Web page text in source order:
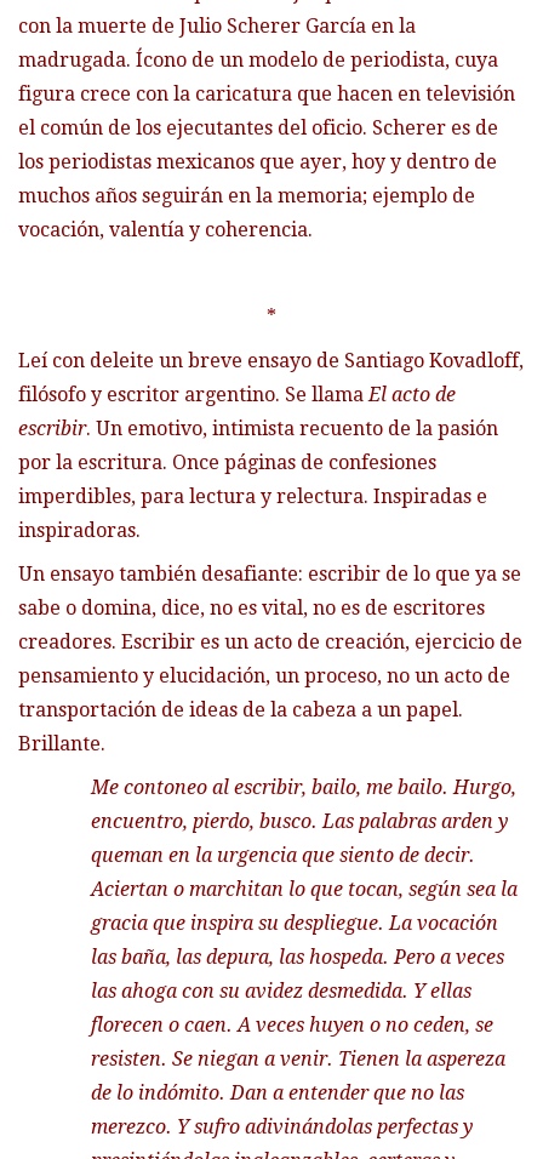
con la muerte de Julio Scherer García en la
madrugada. Ícono de un modelo de periodista, cuya
figura crece con la caricatura que hacen en televisión
el común de los ejecutantes del oficio. Scherer es de
los periodistas mexicanos que ayer, hoy y dentro de
muchos años seguirán en la memoria; ejemplo de
vocación, valentía y coherencia.
*
Leí con deleite un breve ensayo de Santiago Kovadloff,
filósofo y escritor argentino. Se llamaEl acto de
escribir. Un emotivo, intimista recuento de la pasión
por la escritura. Once páginas de confesiones
imperdibles, para lectura y relectura. Inspiradas e
inspiradoras.
Un ensayo también desafiante: escribir de lo que ya se
sabe o domina, dice, no es vital, no es de escritores
creadores. Escribir es un acto de creación, ejercicio de
pensamiento y elucidación, un proceso, no un acto de
transportación de ideas de la cabeza a un papel.
Brillante.
Me contoneo al escribir, bailo, me bailo. Hurgo,
encuentro, pierdo, busco. Las palabras arden y
queman en la urgencia que siento de decir.
Aciertan o marchitan lo que tocan, según sea la
gracia que inspira su despliegue. La vocación
las baña, las depura, las hospeda. Pero a veces
las ahoga con su avidez desmedida. Y ellas
florecen o caen. A veces huyen o no ceden, se
resisten. Se niegan a venir. Tienen la aspereza
de lo indómito. Dan a entender que no las
merezco. Y sufro adivinándolas perfectas y